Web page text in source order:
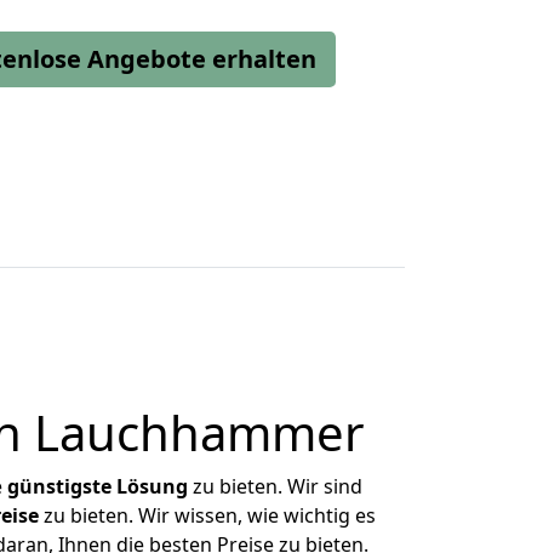
Angebote erhalten
Lauchhammer
günstigste Lösung zu bieten. Wir sind
zu bieten. Wir wissen, wie wichtig es
Ihnen die besten Preise zu bieten.